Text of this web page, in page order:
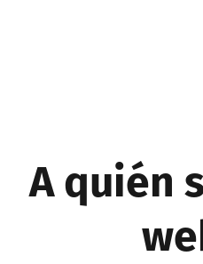
A quién